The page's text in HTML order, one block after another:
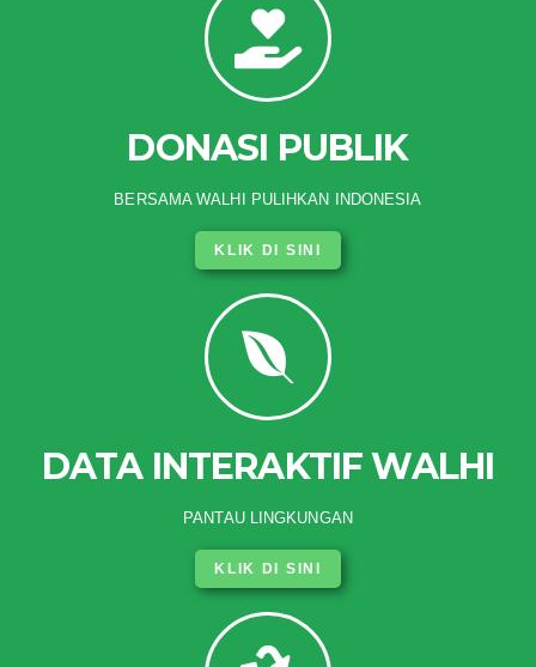
DONASI PUBLIK
BERSAMA WALHI PULIHKAN INDONESIA
KLIK DI SINI
DATA INTERAKTIF WALHI
PANTAU LINGKUNGAN
KLIK DI SINI